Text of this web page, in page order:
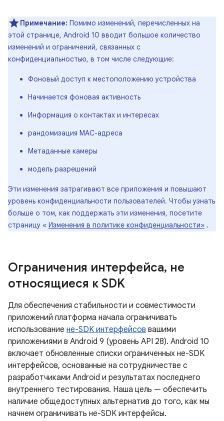
Примечание: Помимо изменений, перечисленных на
этой странице, Android 10 вводит большое количество
изменений и ограничений, связанных с
конфиденциальностью, в том числе следующие:
Фоновый доступ к местоположению устройства
Начинается фоновая активность
Информация о контактах и ​​интересах
рандомизация MAC-адреса
Метаданные камеры
модель разрешений
Эти изменения затрагивают все приложения и повышают
уровень конфиденциальности пользователей. Чтобы узнать
больше о том, как поддержать эти изменения, посетите
страницу « Изменения в политике конфиденциальности» .
Ограничения интерфейса, не
относящиеся к SDK
Для обеспечения стабильности и совместимости
приложений платформа начала ограничивать
использование не-SDK интерфейсов вашими
приложениями в Android 9 (уровень API 28). Android 10
включает обновленные списки ограниченных не-SDK
интерфейсов, основанные на сотрудничестве с
разработчиками Android и результатах последнего
внутреннего тестирования. Наша цель — обеспечить
наличие общедоступных альтернатив до того, как мы
начнем ограничивать не-SDK интерфейсы.